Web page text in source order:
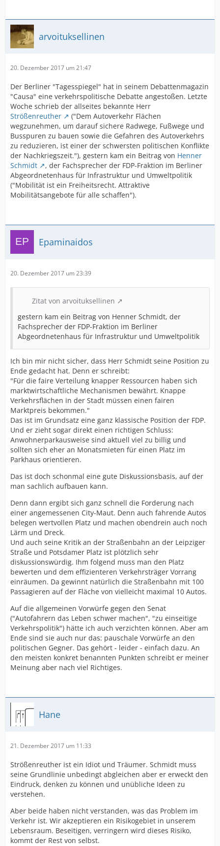
arvoituksellinen
20. Dezember 2017 um 21:47
Der Berliner "Tagesspiegel" hat in seinem Debattenmagazin
"Causa" eine verkehrspolitische Debatte angestoßen. Letzte
Woche schrieb der allseites bekannte Herr
Strößenreuther
("Dem Autoverkehr Flächen
wegzunehmen, um darauf sichere Radwege, Fußwege und
Busspuren zu bauen sowie die Gefahren des Autoverkehrs
zu reduzieren, ist einer der schwersten politischen Konflikte
der Nachkriegszeit."), gestern kam ein Beitrag von Henner
Schmidt
, der Fachsprecher der FDP-Fraktion im Berliner
Abgeordnetenhaus für Infrastruktur und Umweltpolitik
("Mobilität ist ein Freiheitsrecht. Attraktive
Mobilitätsangebote für alle schaffen").
Epaminaidos
20. Dezember 2017 um 23:39
Zitat von arvoituksellinen
gestern kam ein Beitrag von Henner Schmidt, der
Fachsprecher der FDP-Fraktion im Berliner
Abgeordnetenhaus für Infrastruktur und Umweltpolitik
Ich bin mir nicht sicher, dass Herr Schmidt seine Position zu
Ende gedacht hat. Denn er schreibt:
"Für die faire Verteilung knapper Ressourcen haben sich
marktwirtschaftliche Mechanismen bewährt. Knappe
Verkehrsflächen in der Stadt müssen einen fairen
Marktpreis bekommen."
Das ist im Grundsatz eine ganz klassische Position der FDP.
Und er zieht sogar direkt einen richtigen Schluss:
Anwohnerparkausweise sind aktuell viel zu billig und
sollten sich eher an Monatsmieten für einen Platz im
Parkhaus orientieren.
Das ist doch schonmal eine gute Diskussionsbasis, auf der
man sachlich aufbauen kann.
Denn dann ergibt sich ganz schnell die Forderung nach
einer angemessenen City-Maut. Denn auch fahrende Autos
belegen wertvollen Platz und machen obendrein auch noch
Lärm und Dreck.
Und auch seine Kritik an der Straßenbahn an der Leipziger
Straße und Potsdamer Platz ist plötzlich sehr
diskussionswürdig. Ihm folgend muss man den Platz
bewerten und dem effizienteren Verkehrsträger Vorrang
einräumen. Da gewinnt natürlich die Straßenbahn mit 100
Passagieren auf der Fläche von vielleicht maximal 10 Autos.
Auf die allgemeinen Vorwürfe gegen den Senat
("Autofahrern das Leben schwer machen", "zu einseitige
Verkehrspolitik") hätte ich auch verzichten können. Aber am
Ende sind sie auch nur das: pauschale Vorwürfe an den
politischen Gegner. Das gehört - leider - einfach dazu. An
den meisten konkret benannten Punkten schreibt er meiner
Meinung aber nach viel Richtiges.
Hane
21. Dezember 2017 um 11:33
Strößenreuther ist ein Idiot und Träumer. Schmidt muss
seine Grundlinie unbedingt abgleichen aber er erweckt den
Eindruck, denken zu können und unübliche Ideen zu
verstehen.
Aber beide haben nicht verstanden, was das Problem im
Verkehr ist. Wir akzeptieren ein Risikogebiet in unserem
Lebensraum. Beseitigen, verringern wird dieses Risiko,
kommt der Rest von selbst.